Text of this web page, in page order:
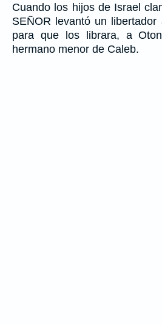
Cuando los hijos de Israel
SEÑOR levantó un
para que los librara, a
hermano menor de Caleb.